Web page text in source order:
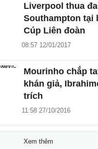
Liverpool thua
Southampton tại
Cúp Liên đoàn
08:57 12/01/2017
Mourinho chắp
khán giả,
trích
11:58 27/10/2016
Xem thêm